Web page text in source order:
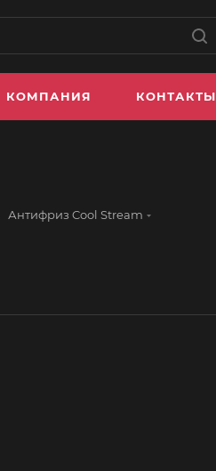
КОМПАНИЯ КОНТАКТЫ
Антифриз Cool Stream